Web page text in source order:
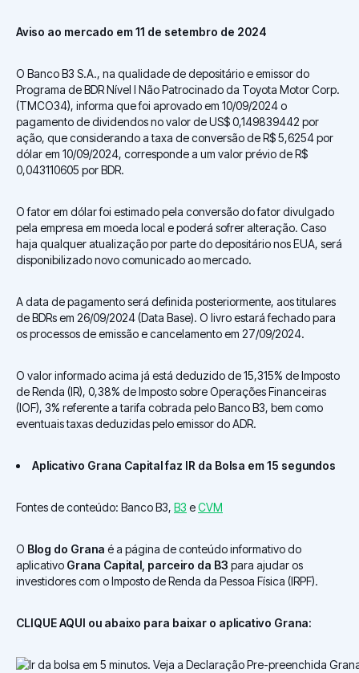
Aviso ao mercado em 11 de setembro de 2024
O Banco B3 S.A., na qualidade de depositário e emissor do
Programa de BDR Nível I Não Patrocinado da Toyota Motor Corp.
(TMCO34), informa que foi aprovado em 10/09/2024 o
pagamento de dividendos no valor de US$ 0,149839442 por
ação, que considerando a taxa de conversão de R$ 5,6254 por
dólar em 10/09/2024, corresponde a um valor prévio de R$
0,043110605 por BDR.
O fator em dólar foi estimado pela conversão do fator divulgado
pela empresa em moeda local e poderá sofrer alteração. Caso
haja qualquer atualização por parte do depositário nos EUA, será
disponibilizado novo comunicado ao mercado.
A data de pagamento será definida posteriormente, aos titulares
de BDRs em 26/09/2024 (Data Base). O livro estará fechado para
os processos de emissão e cancelamento em 27/09/2024.
O valor informado acima já está deduzido de 15,315% de Imposto
de Renda (IR), 0,38% de Imposto sobre Operações Financeiras
(IOF), 3% referente a tarifa cobrada pelo Banco B3, bem como
eventuais taxas deduzidas pelo emissor do ADR.
Aplicativo Grana Capital faz IR da Bolsa em 15 segundos
Fontes de conteúdo: Banco B3, B3 eCVM
O Blog do Grana é a página de conteúdo informativo do
aplicativo Grana Capital, parceiro da B3 para ajudar os
investidores com o Imposto de Renda da Pessoa Física (IRPF).
CLIQUE AQUI ou abaixo para baixar o aplicativo Grana: